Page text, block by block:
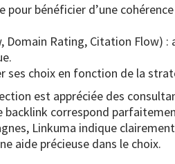
pour bénéficier d’une
Domain Rating, Citation Flow) :
ses choix en fonction de la
est appréciée des
backlink correspond
Linkuma indique
aide précieuse dans le choix.